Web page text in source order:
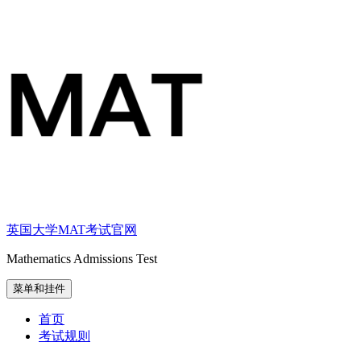
英国大学MAT考试官网
Mathematics Admissions Test
菜单和挂件
首页
考试规则